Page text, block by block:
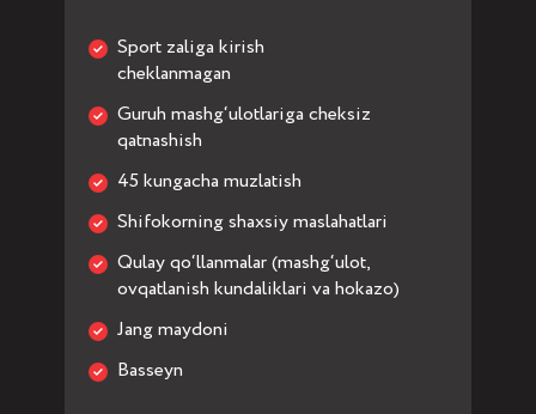
Sport zaliga kirish
cheklanmagan
Guruh mashg‘ulotlariga cheksiz
qatnashish
45 kungacha muzlatish
Shifokorning shaxsiy maslahatlari
Qulay qo‘llanmalar (mashg‘ulot,
ovqatlanish kundaliklari va hokazo)
Jang maydoni
Basseyn